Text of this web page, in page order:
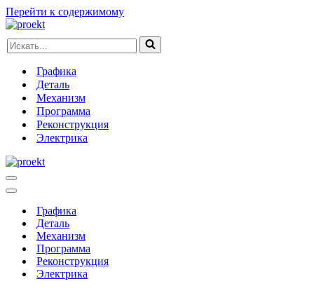
Перейти к содержимому
Искать...
Графика
Деталь
Механизм
Программа
Реконструкция
Электрика
Меню
навигации
Меню
навигацииГрафика
Деталь
Механизм
Программа
Реконструкция
Электрика